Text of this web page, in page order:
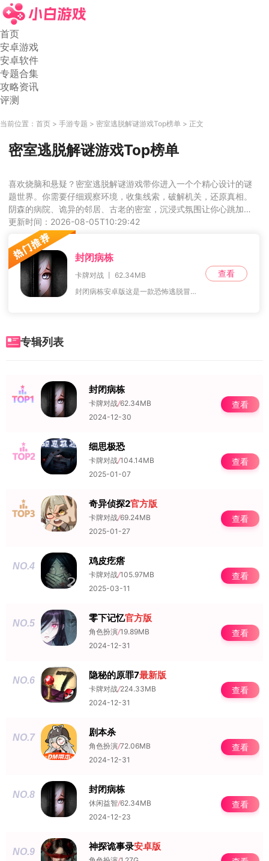
首页
安卓游戏
安卓软件
专题合集
攻略资讯
评测
当前位置： 首页 手游专题 密室逃脱解谜游戏Top榜单 正文
密室逃脱解谜游戏Top榜单
喜欢烧脑和悬疑？密室逃脱解谜游戏带你进入一个个精心设计的谜
题世界。你需要仔细观察环境，收集线索，破解机关，还原真相。
阴森的病院、诡异的邻居、古老的密室，沉浸式氛围让你心跳加
速。本专题精选多款解谜作品，剧情层层递进，谜题巧妙多样。每
个角落都可能隐藏关键，需要你用智慧和耐心揭开秘密。适合喜欢
推理和挑战的玩家，锻炼逻辑思维。在谜题破解的那一刻，成就感
满满。快去寻找属于你的那一款吧！
更新时间：2026-08-05T10:29:42
封闭病栋
卡牌对战 丨 62.34MB
封闭病栋安卓版这是一款恐怖逃脱冒险游戏，游戏的整体风格阴暗忧郁，关卡场景阴森可怖，并且搭配了略显紧张的背景音乐和音效，营造出一种让人窒息的游戏氛围。玩家将跟随
查看
专辑列表
NO.1 封闭病栋
卡牌对战/62.34MB
2024-12-30
查看
NO.2 细思极恐
卡牌对战/104.14MB
2025-01-07
查看
NO.3 奇异侦探2官方版
卡牌对战/69.24MB
2025-01-27
查看
NO.4 鸡皮疙瘩
卡牌对战/105.97MB
2025-03-11
查看
NO.5 零下记忆官方版
角色扮演/19.89MB
2024-12-31
查看
NO.6 隐秘的原罪7最新版
卡牌对战/224.33MB
2024-12-31
查看
NO.7 剧本杀
角色扮演/72.06MB
2024-12-31
查看
NO.8 封闭病栋
休闲益智/62.34MB
2024-12-23
查看
NO.9 神探诡事录安卓版